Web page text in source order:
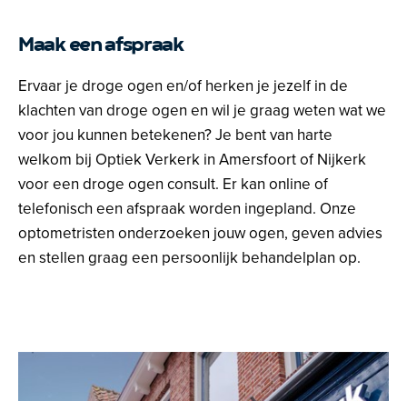
Maak een afspraak
Ervaar je droge ogen en/of herken je jezelf in de
klachten van droge ogen en wil je graag weten wat we
voor jou kunnen betekenen? Je bent van harte
welkom bij Optiek Verkerk in Amersfoort of Nijkerk
voor een droge ogen consult. Er kan online of
telefonisch een afspraak worden ingepland. Onze
optometristen onderzoeken jouw ogen, geven advies
en stellen graag een persoonlijk behandelplan op.